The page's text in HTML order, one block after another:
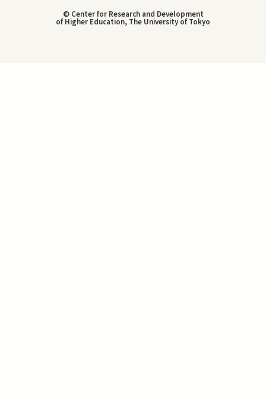
© Center for Research and Development
of Higher Education, The University of Tokyo